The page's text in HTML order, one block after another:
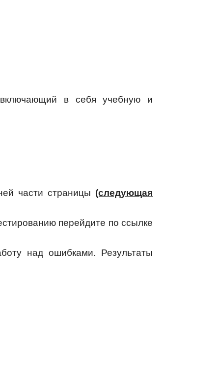
включающий в себя учебную и
части страницы (следующая
перейдите по ссылке
над ошибками. Результаты